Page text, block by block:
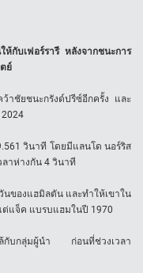
กับเฟอร์รารี หลังจากชนะการ
ย์
าชัยชนะกรังด์ปรีซ์อีกครั้ง และ
วินาที โดยมีแลนโด นอร์ริส
าห่างกัน 4 วินาที
ของแฮมิลตัน และทำให้เขาใน
แจ็ค แบรบแฮมในปี 1970
ล้กับกลุ่มผู้นำ ก่อนที่ช่วงเวลา